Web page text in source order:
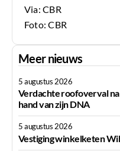
Via: CBR
Foto: CBR
Meer nieuws
5 augustus 2026
Verdachte roofoverval na
hand van zijn DNA
5 augustus 2026
Vestiging winkelketen